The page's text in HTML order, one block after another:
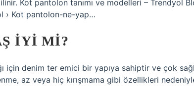
Kot pantolon tanımı ve modelleri – Trendyol
› Kot pantolon-ne-yap…
IYI MI?
için denim ter emici bir yapıya sahiptir ve çok
az veya hiç kırışmama gibi özellikleri